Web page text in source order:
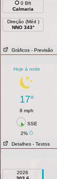
0 Bft
Calmaria
Direção (Méd )
NNO 343°
Gráficos - Previsão
Hoje à noite
17°
8 mph
SSE
2%
Detalhes - Textos
2026